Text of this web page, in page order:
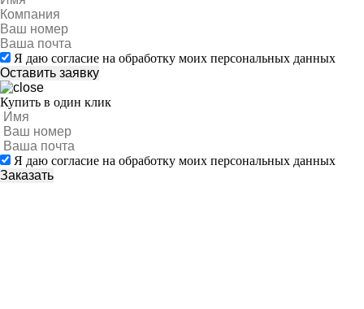
Я даю согласие на обработку моих персональных данных
Купить в один клик
Я даю согласие на обработку моих персональных данных